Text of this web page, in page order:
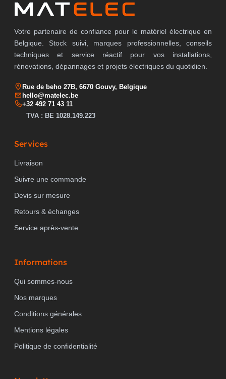
Votre partenaire de confiance pour le matériel électrique en
Belgique. Stock suivi, marques professionnelles, conseils
techniques et service réactif pour vos installations,
rénovations, dépannages et projets électriques du quotidien.
Rue de beho 27B, 6670 Gouvy, Belgique
hello@matelec.be
+32 492 71 43 11
TVA : BE 1028.149.223
Services
Livraison
Suivre une commande
Devis sur mesure
Retours & échanges
Service après-vente
Informations
Qui sommes-nous
Nos marques
Conditions générales
Mentions légales
Politique de confidentialité